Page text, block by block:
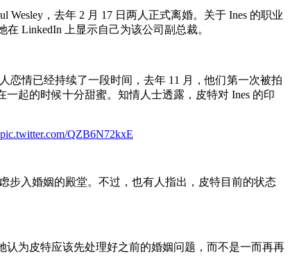
，去年 2 月 17 日两人正式离婚。关于 Ines 的职业
LinkedIn 上显示自己为该公司副总裁。
恋情已经持续了一段时间，去年 11 月，他们第一次被拍
起的时候十分甜蜜。知情人士透露，皮特对 Ines 的印
pic.twitter.com/QZB6N72kxE
步入婚姻的殿堂。不过，也有人指出，皮特目前的状态
为皮特应该先处理好之前的婚姻问题，而不是一而再再